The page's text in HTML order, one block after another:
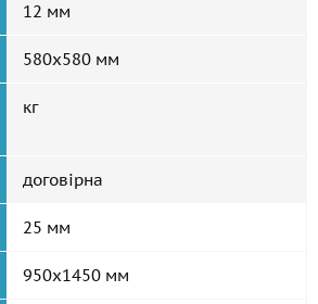
12 мм
580x580 мм
кг
договірна
25 мм
950x1450 мм